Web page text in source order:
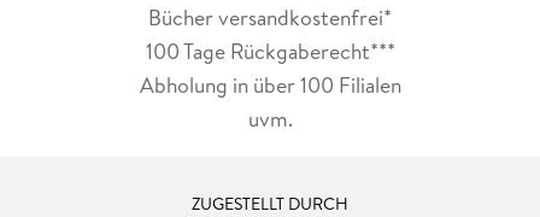
Bücher versandkostenfrei*
100 Tage Rückgaberecht***
Abholung in über 100 Filialen
uvm.
ZUGESTELLT DURCH